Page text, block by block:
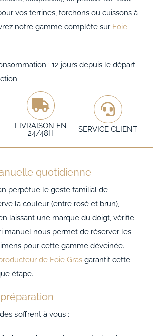
vos terrines, torchons ou cuissons à
notre gamme complète sur Foie
: 12 jours depuis le départ
LIVRAISON EN
24/48H
SERVICE CLIENT
quotidienne
perpétue le geste familial de
la couleur (entre rosé et brun),
laissant une marque du doigt, vérifie
manuel nous permet de réserver les
pour cette gamme déveinée.
de Foie Grasgarantit cette
étape.
s’offrent à vous :